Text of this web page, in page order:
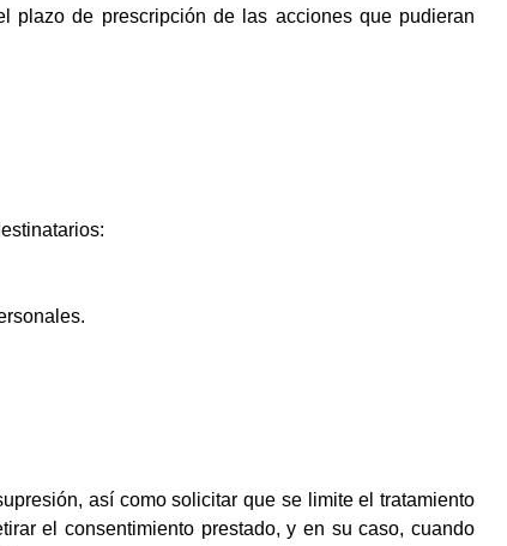
plazo de prescripción de las acciones que pudieran
así como solicitar que se limite el tratamiento
el consentimiento prestado, y en su caso, cuando